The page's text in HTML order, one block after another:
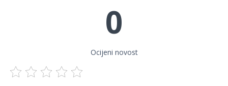
0
Ocijeni novost